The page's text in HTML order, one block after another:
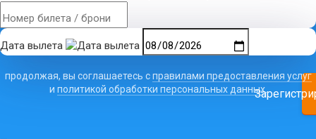
Дата вылета
продолжая, вы соглашаетесь справилами предоставления услуг
и политикой обработки персональных данных.